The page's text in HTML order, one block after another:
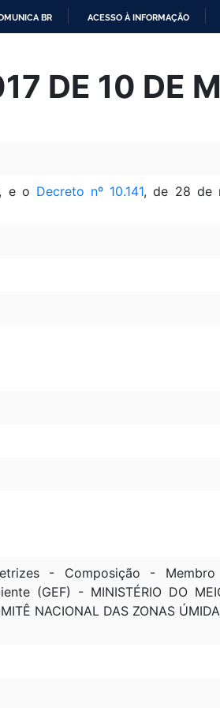
O
CONTEÚDO
BR ACESSO À INFORMAÇÃO
DE 10 DE
e o Decreto nº 10.141, de 28 de
- Composição -
(GEF) - MINISTÉRIO DO
NACIONAL DAS ZONAS